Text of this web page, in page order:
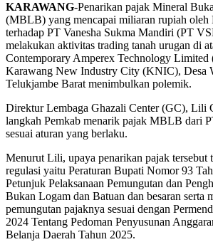
KARAWANG-Penarikan pajak Mineral
(MBLB) yang mencapai miliaran rupiah oleh
terhadap PT Vanesha Sukma Mandiri (PT
melakukan aktivitas trading tanah urugan di
Contemporary Amperex Technology
Karawang New Industry City (KNIC), Desa
Telukjambe Barat menimbulkan polemik.
Direktur Lembaga Ghazali Center (GC), Lili
langkah Pemkab menarik pajak MBLB dari
sesuai aturan yang berlaku.
Menurut Lili, upaya penarikan pajak tersebut
regulasi yaitu Peraturan Bupati Nomor 93
Petunjuk Pelaksanaan Pemungutan dan
Bukan Logam dan Batuan dan besaran serta
pemungutan pajaknya sesuai dengan
2024 Tentang Pedoman Penyusunan
Belanja Daerah Tahun 2025.